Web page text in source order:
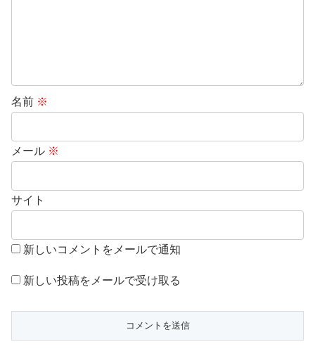
名前 ※
メール ※
サイト
新しいコメントをメールで通知
新しい投稿をメールで受け取る